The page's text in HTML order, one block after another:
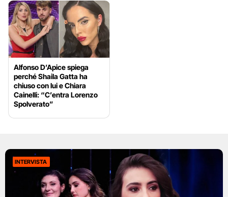
Alfonso D’Apice spiega
perché Shaila Gatta ha
chiuso con lui e Chiara
Cainelli: “C’entra Lorenzo
Spolverato”
INTERVISTA